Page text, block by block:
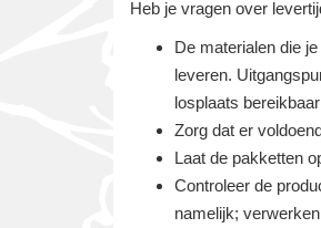
Heb je vragen over
De materialen die
leveren.
losplaats
Zorg dat er
Laat de pakketten
Controleer de
namelijk;